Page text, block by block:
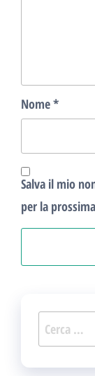
Nome*
Salva il mio
per la
Ricerca
per: